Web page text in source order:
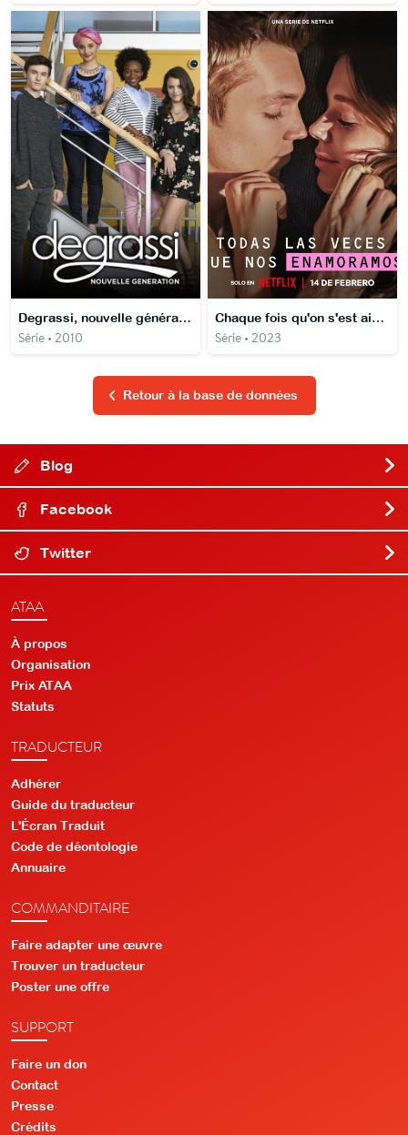
Degrassi, nouvelle génération
Série • 2010
Chaque fois qu'on s'est aimés
Série • 2023
Retour à la base de données
Blog
Facebook
Twitter
ATAA
À propos
Organisation
Prix ATAA
Statuts
TRADUCTEUR
Adhérer
Guide du traducteur
L'Écran Traduit
Code de déontologie
Annuaire
COMMANDITAIRE
Faire adapter une œuvre
Trouver un traducteur
Poster une offre
SUPPORT
Faire un don
Contact
Presse
Crédits